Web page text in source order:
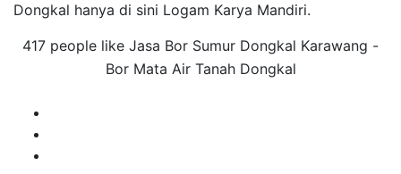
Dongkal hanya di sini Logam Karya Mandiri.
417 people like Jasa Bor Sumur Dongkal Karawang -
Bor Mata Air Tanah Dongkal